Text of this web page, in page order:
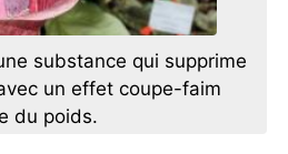
substance qui supprime
un effet coupe-faim
du poids.